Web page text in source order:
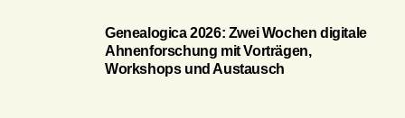
Genealogica 2026: Zwei Wochen digitale
Ahnenforschung mit Vorträgen,
Workshops und Austausch